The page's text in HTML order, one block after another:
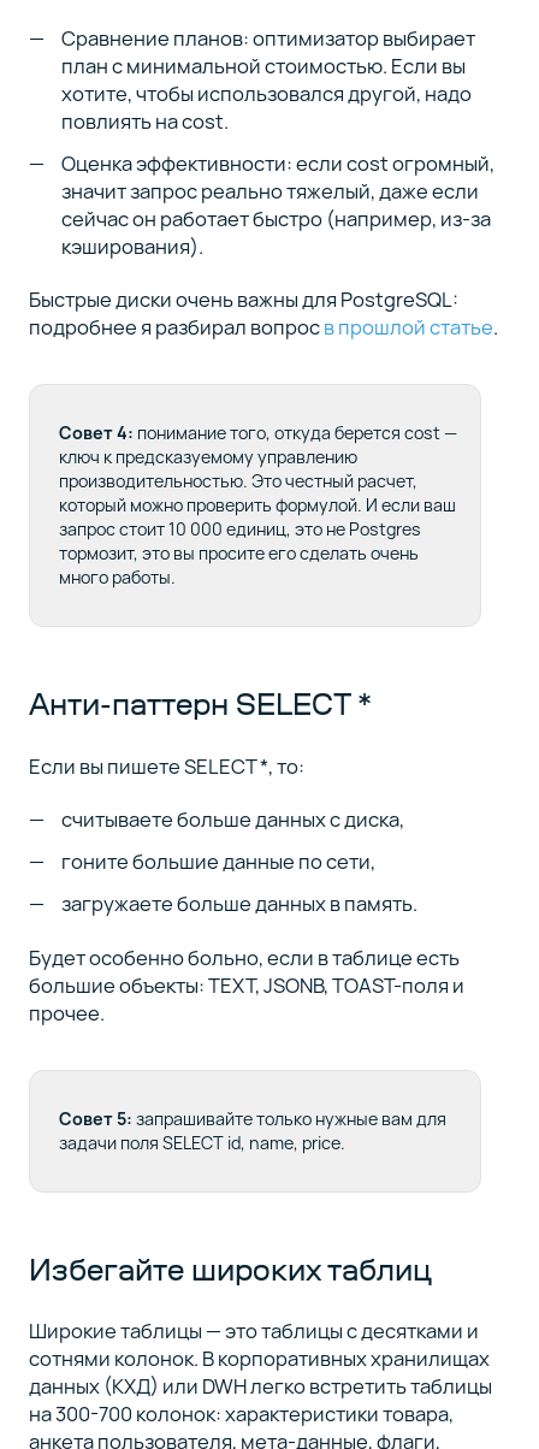
Сравнение планов: оптимизатор выбирает
план с минимальной стоимостью. Если вы
хотите, чтобы использовался другой, надо
повлиять на cost.
Оценка эффективности: если cost огромный,
значит запрос реально тяжелый, даже если
сейчас он работает быстро (например, из-за
кэширования).
Быстрые диски очень важны для PostgreSQL:
подробнее я разбирал вопросв прошлой статье.
Совет 4: понимание того, откуда берется cost—
ключ к предсказуемому управлению
производительностью. Это честный расчет,
который можно проверить формулой. И если ваш
запрос стоит 10 000 единиц, это не Postgres
тормозит, это вы просите его сделать очень
много работы.
Анти-паттерн SELECT *
Если вы пишете SELECT *, то:
считываете больше данных с диска,
гоните большие данные по сети,
загружаете больше данных в память.
Будет особенно больно, если в таблице есть
большие объекты: TEXT, JSONB, TOAST-поля и
прочее.
Совет 5: запрашивайте только нужные вам для
задачи поля SELECT id, name, price.
Избегайте широких таблиц
Широкие таблицы — это таблицы с десятками и
сотнями колонок. В корпоративных хранилищах
данных (КХД) или DWH легко встретить таблицы
на 300-700 колонок: характеристики товара,
анкета пользователя, мета-данные, флаги,